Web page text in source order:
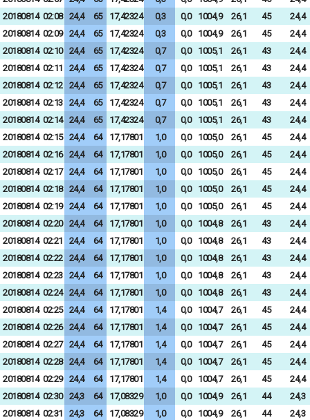
20180814 02:08 24,4 65 17,42324 0,3 0,0 1004,9 26,1 45
24,4
20180814 02:09 24,4 65 17,42324 0,3 0,0 1004,9 26,1 45
24,4
20180814 02:10 24,4 65 17,42324 0,7 0,0 1005,1 26,1 43
24,4
20180814 02:11 24,4 65 17,42324 0,7 0,0 1005,1 26,1 43
24,4
20180814 02:12 24,4 65 17,42324 0,7 0,0 1005,1 26,1 43
24,4
20180814 02:13 24,4 65 17,42324 0,7 0,0 1005,1 26,1 43
24,4
20180814 02:14 24,4 65 17,42324 0,7 0,0 1005,1 26,1 43
24,4
20180814 02:15 24,4 64 17,17801 1,0 0,0 1005,0 26,1 45
24,4
20180814 02:16 24,4 64 17,17801 1,0 0,0 1005,0 26,1 45
24,4
20180814 02:17 24,4 64 17,17801 1,0 0,0 1005,0 26,1 45
24,4
20180814 02:18 24,4 64 17,17801 1,0 0,0 1005,0 26,1 45
24,4
20180814 02:19 24,4 64 17,17801 1,0 0,0 1005,0 26,1 45
24,4
20180814 02:20 24,4 64 17,17801 1,0 0,0 1004,8 26,1 43
24,4
20180814 02:21 24,4 64 17,17801 1,0 0,0 1004,8 26,1 43
24,4
20180814 02:22 24,4 64 17,17801 1,0 0,0 1004,8 26,1 43
24,4
20180814 02:23 24,4 64 17,17801 1,0 0,0 1004,8 26,1 43
24,4
20180814 02:24 24,4 64 17,17801 1,0 0,0 1004,8 26,1 43
24,4
20180814 02:25 24,4 64 17,17801 1,4 0,0 1004,7 26,1 45
24,4
20180814 02:26 24,4 64 17,17801 1,4 0,0 1004,7 26,1 45
24,4
20180814 02:27 24,4 64 17,17801 1,4 0,0 1004,7 26,1 45
24,4
20180814 02:28 24,4 64 17,17801 1,4 0,0 1004,7 26,1 45
24,4
20180814 02:29 24,4 64 17,17801 1,4 0,0 1004,7 26,1 45
24,4
20180814 02:30 24,3 64 17,08329 1,0 0,0 1004,9 26,1 44
24,3
20180814 02:31 24,3 64 17,08329 1,0 0,0 1004,9 26,1 44
24,3